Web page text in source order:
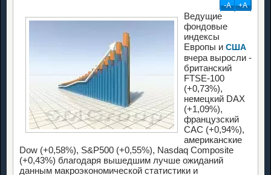
-А +А
Ведущие
фондовые
индексы
Европы и США
вчера выросли -
британский
FTSE-100
(+0,73%),
немецкий DAX
(+1,09%),
французский
CAC (+0,94%),
американские
Dow (+0,58%), S&P500 (+0,55%), Nasdaq Сomposite
(+0,43%) благодаря вышедшим лучше ожиданий
данным макроэкономической статистики и